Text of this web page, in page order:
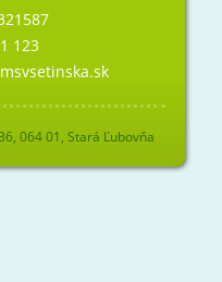
123
064 01, Stará Ľubovňa